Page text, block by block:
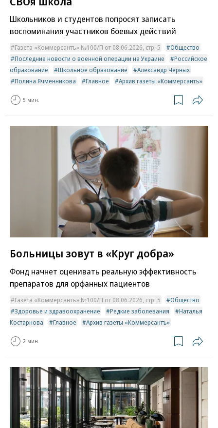
Школьников и студентов попросят записать
воспоминания участников боевых действий
Газета «Коммерсантъ» №100/П от 08.06.2026, стр. 5
Общество
Последние новости о военной операции на Украине
Российское
образование
Школьное образование
Александр Черных
Полина Ячменникова
Главное Архив газеты «Коммерсантъ»
5 мин.
Больницы зовут в «Круг добра»
Фонд начнет оценивать реальную эффективность
препаратов для орфанных пациентов
Газета «Коммерсантъ» №100/П от 08.06.2026, стр. 5
Общество
Здоровье и здравоохранение
Редкие заболевания
Наталья
Костарнова
Главное Архив газеты «Коммерсантъ»
2 мин.